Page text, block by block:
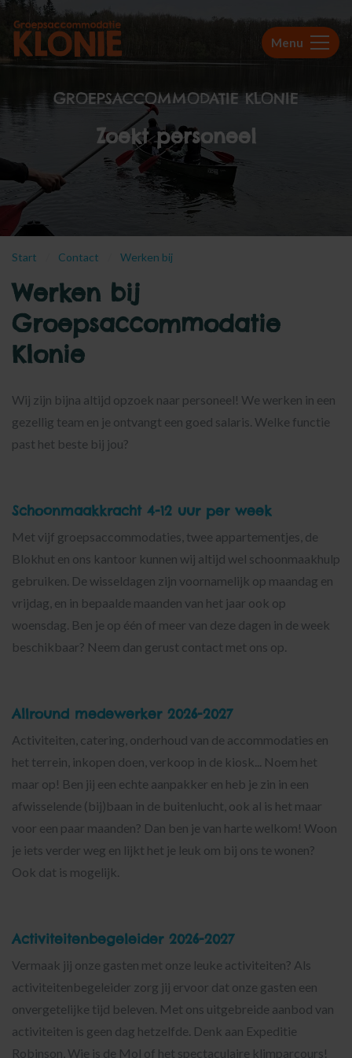
Menu
GROEPSACCOMMODATIE KLONIE
Zoekt personeel
Start Contact Werken bij
Werken bij
Groepsaccommodatie
Klonie
Wij zijn bijna altijd opzoek naar personeel! We werken in een
gezellig team en je ontvangt een goed salaris. Welke functie
past het beste bij jou?
Schoonmaakkracht 4-12 uur per week
Met vijf groepsaccommodaties, twee appartementjes, de
Blokhut en ons kantoor kunnen wij altijd wel schoonmaakhulp
gebruiken. De wisseldagen zijn voornamelijk op maandag en
vrijdag, en in bepaalde maanden van het jaar ook op
woensdag. Ben je op één of meer van deze dagen in de week
beschikbaar? Neem dan gerust contact met ons op.
Allround medewerker 2026-2027
Activiteiten, catering, onderhoud van de accommodaties en
het terrein, inkopen doen, verkoop in de kiosk... Noem het
maar op! Ben jij een echte aanpakker en heb je zin in een
afwisselende (bij)baan in de buitenlucht, ook al is het maar
voor een paar maanden? Dan ben je van harte welkom! Woon
je iets verder weg en lijkt het je leuk om bij ons te wonen?
Ook dat is mogelijk.
Activiteitenbegeleider 2026-2027
Vermaak jij onze gasten met onze leuke activiteiten? Als
activiteitenbegeleider zorg jij ervoor dat onze gasten een
onvergetelijke tijd beleven. Met ons uitgebreide aanbod van
activiteiten is geen dag hetzelfde. Denk aan Expeditie
Robinson, Wie is de Mol of het spectaculaire klimparcours!